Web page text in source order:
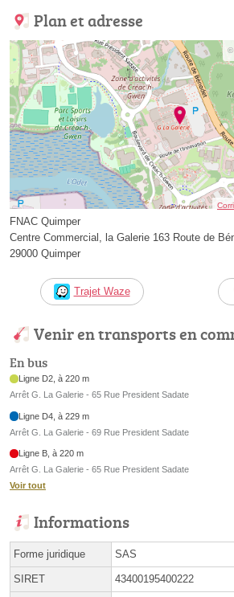
Plan et adresse
©
FNAC Quimper
Centre Commercial, la Galerie 163 Route de
29000 Quimper
Trajet Waze
Venir en transports en
En bus
Ligne D2, à 220 m
Arrêt G. La Galerie - 65 Rue President Sadate
Ligne D4, à 229 m
Arrêt G. La Galerie - 69 Rue President Sadate
Ligne B, à 220 m
Arrêt G. La Galerie - 65 Rue President Sadate
Voir tout
Informations
Forme juridique SAS
SIRET 43400195400222